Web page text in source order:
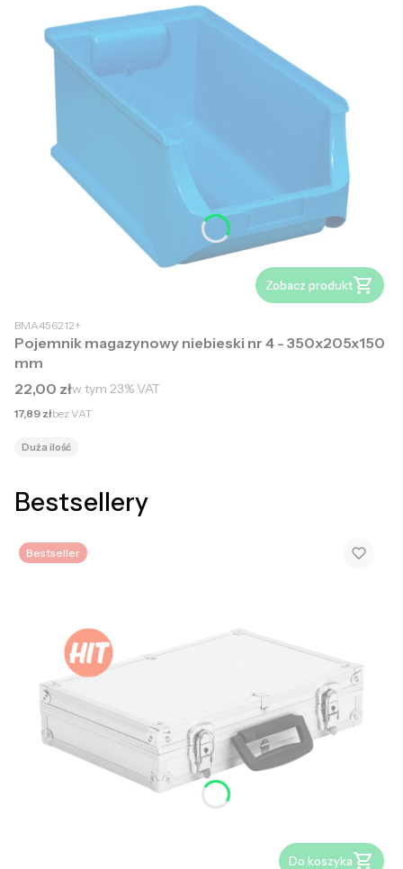
Zobacz produkt
BMA456212+
Pojemnik magazynowy niebieski nr 4 - 350x205x150
mm
Cena brutto
22,00 złw tym 23%VAT
Cena netto
17,89 złbez VAT
Duża ilość
Bestsellery
Bestseller
Do koszyka